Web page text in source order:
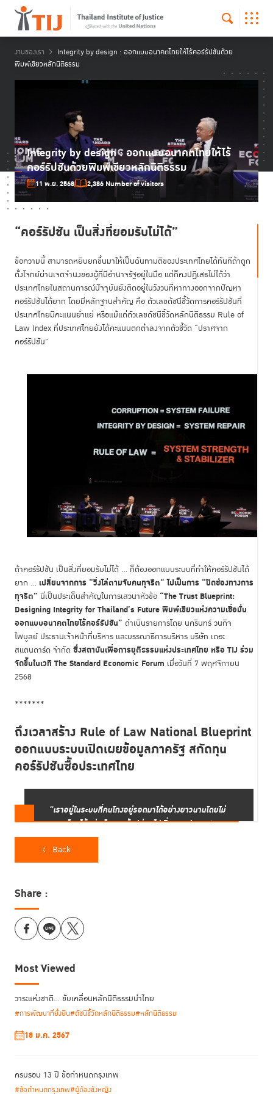
งานของเรา
Integrity by design : ออกแบบอนาคตไทยให้ไร้คอร์รัปชันด้วย
พิมพ์เขียวหลักนิติธรรม
Integrity by design : ออกแบบอนาคตไทยให้ไร้
คอร์รัปชันด้วยพิมพ์เขียวหลักนิติธรรม
11 พ.ย. 2568 2,386 Number of visitors
“คอร์รัปชัน เป็นสิ่งที่ยอมรับไม่ได้”
ข้อความนี้ สามารถหยิบยกขึ้นมาให้เป็นฉันทามติของประเทศไทยได้ทันทีถ้าถูก
ตั้งโจทย์ผ่านเจตจำนงของผู้ที่มีอำนาจรัฐอยู่ในมือ แต่ก็คงปฏิเสธไม่ได้ว่า
ประเทศไทยในสถานการณ์ปัจจุบันยังติดอยู่ในวังวนที่หาทางออกจากปัญหา
คอร์รัปชันได้ยาก โดยมีหลักฐานสำคัญ คือ ตัวเลขดัชนีชี้วัดการคอร์รัปชันที่
ประเทศไทยมีคะแนนย่ำแย่ หรือแม้แต่ตัวเลขดัชนีชี้วัดหลักนิติธรรม Rule of
Law Index ที่ประเทศไทยยังได้คะแนนตกต่ำลงจากตัวชี้วัด “ปราศจาก
คอร์รัปชัน”
ถ้าคอร์รัปชัน เป็นสิ่งที่ยอมรับไม่ได้ ... ก็ต้องออกแบบระบบที่ทำให้คอร์รัปชันได้
ยาก ... เปลี่ยนจากการ “วิ่งไล่ตามจับคนทุจริต” ไปเป็นการ “ปิดช่องทางการ
ทุจริต” นี่เป็นประเด็นสำคัญในการเสวนาหัวข้อ “The Trust Blueprint:
Designing Integrity for Thailand’s Future พิมพ์เขียวแห่งความเชื่อมั่น
ออกแบบอนาคตไทยไร้คอร์รัปชัน” ดำเนินรายการโดย นครินทร์ วนกิจ
ไพบูลย์ ประธานเจ้าหน้าที่บริหาร และบรรณาธิการบริหาร บริษัท เดอะ
สแตนดาร์ด จำกัด ซึ่งสถาบันเพื่อการยุติธรรมแห่งประเทศไทย หรือ TIJ ร่วม
จัดขึ้นในเวที The Standard Economic Forum เมื่อวันที่ 7 พฤศจิกายน
2568
*******
ถึงเวลาสร้าง Rule of Law National Blueprint
ออกแบบระบบเปิดเผยข้อมูลภาครัฐ สกัดทุน
คอร์รัปชันซื้อประเทศไทย
“เราอยู่ในระบบที่คนโกงอยู่รอดมาได้อย่างยาวนานโดยไม่
ถูกลงโทษได้อย่างไร และถ้าปล่อยไปเรื่อย ๆ ประเทศจะถูก
ซื้อด้วยทุนจากการโกง เป็น
ออกแบบระบบที่โกงได้ยากด้วย Integrity by Design”
Back
Share :
Most Viewed
วาระแห่งชาติ… ขับเคลื่อนหลักนิติธรรมนำไทย
#การพัฒนาที่ยั่งยืน#ดัชนีชี้วัดหลักนิติธรรม#หลักนิติธรรม
18 ม.ค. 2567
ครบรอบ 13 ปี ข้อกำหนดกรุงเทพ
#ข้อกำหนดกรุงเทพ#ผู้ต้องขังหญิง